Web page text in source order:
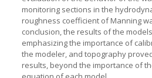
monitoring sections in the
roughness coefficient of Manning
conclusion, the results of the
emphasizing the importance of
the modeler, and topography
results, beyond the importance of